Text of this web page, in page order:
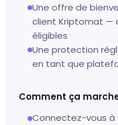
Une offre de
client Kriptomat —
éligibles
Une protection
en tant que
Comment ça
Connectez-vous